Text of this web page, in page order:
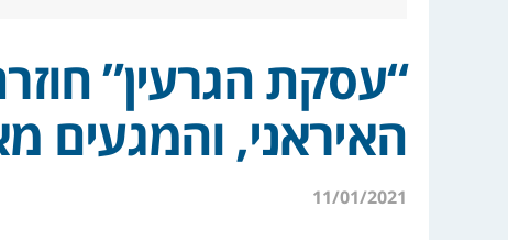
“עסקת הגרעין”
האיראני, והמגעים
11/01/2021